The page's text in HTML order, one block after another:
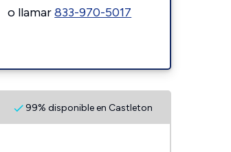
o llamar833-970-5017
99% disponible en Castleton